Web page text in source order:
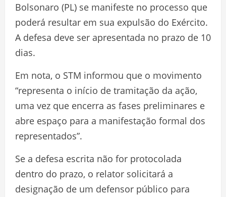
Bolsonaro (PL) se manifeste no processo que
poderá resultar em sua expulsão do Exército.
A defesa deve ser apresentada no prazo de 10
dias.
Em nota, o STM informou que o movimento
“representa o início de tramitação da ação,
uma vez que encerra as fases preliminares e
abre espaço para a manifestação formal dos
representados”.
Se a defesa escrita não for protocolada
dentro do prazo, o relator solicitará a
designação de um defensor público para